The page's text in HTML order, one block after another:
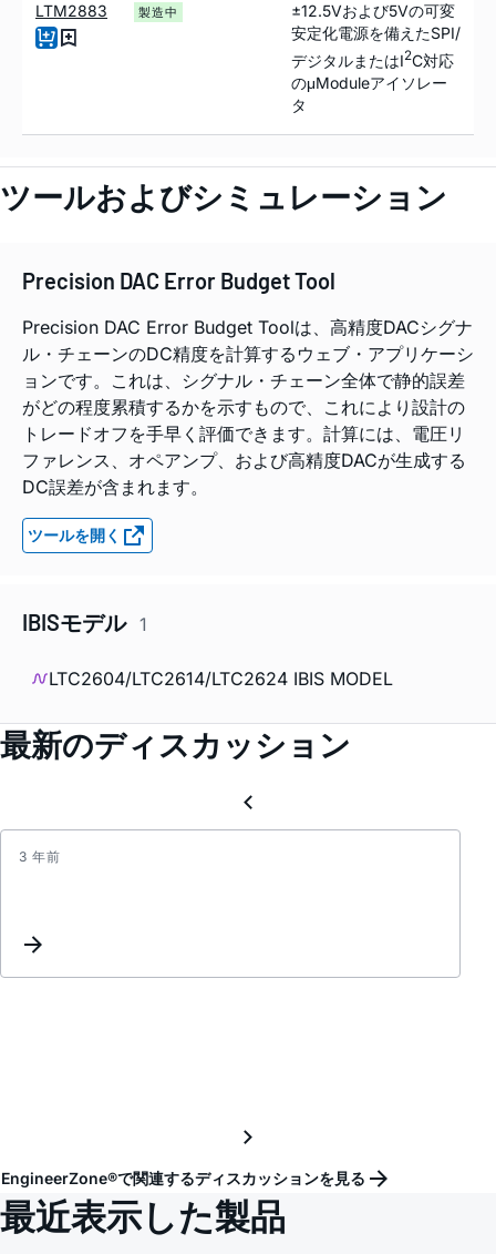
LTM2883 製造中
±12.5Vおよび5Vの可変
安定化電源を備えたSPI/
デジタルまたはI2C対応
のμModuleアイソレー
タ
ツールおよびシミュレーション
Precision DAC Error Budget Tool
Precision DAC Error Budget Toolは、高精度DACシグナ
ル・チェーンのDC精度を計算するウェブ・アプリケーシ
ョンです。これは、シグナル・チェーン全体で静的誤差
がどの程度累積するかを示すもので、これにより設計の
トレードオフを手早く評価できます。計算には、電圧リ
ファレンス、オペアンプ、および高精度DACが生成する
DC誤差が含まれます。
ツールを開く
IBISモデル 1
LTC2604/LTC2614/LTC2624 IBIS MODEL
最新のディスカッション
3 年前
EngineerZone®で関連するディスカッションを見る
最近表示した製品